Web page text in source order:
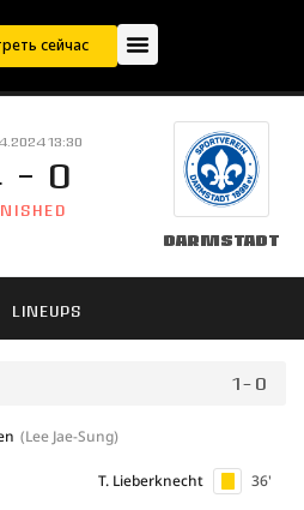
сейчас
13:30
- 0
Darmstadt
LINEUPS
1 - 0
(Lee Jae-Sung)
36'
T. Lieberknecht